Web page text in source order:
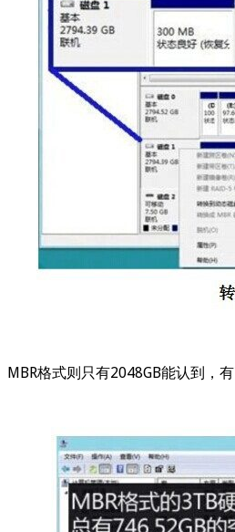
MBR格式则只有2048GB能认到，有